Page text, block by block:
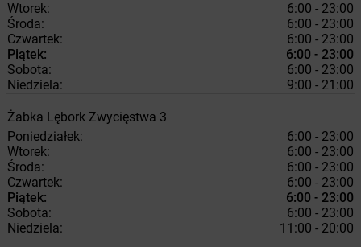
Wtorek:
6:00 - 23:00
Środa:
6:00 - 23:00
Czwartek:
6:00 - 23:00
Piątek:
6:00 - 23:00
Sobota:
6:00 - 23:00
Niedziela:
9:00 - 21:00
Żabka Lębork Zwycięstwa 3
Poniedziałek:
6:00 - 23:00
Wtorek:
6:00 - 23:00
Środa:
6:00 - 23:00
Czwartek:
6:00 - 23:00
Piątek:
6:00 - 23:00
Sobota:
6:00 - 23:00
Niedziela:
11:00 - 20:00